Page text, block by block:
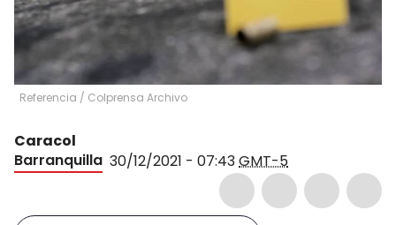
Referencia / Colprensa Archivo
Caracol
Barranquilla 30/12/2021 - 07:43GMT-5